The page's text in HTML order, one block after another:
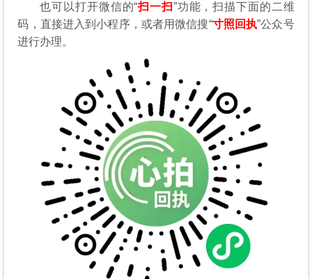
也可以打开微信的“扫一扫”功能，扫描下面的二维
码，直接进入到小程序，或者用微信搜“寸照回执”公众号
进行办理。